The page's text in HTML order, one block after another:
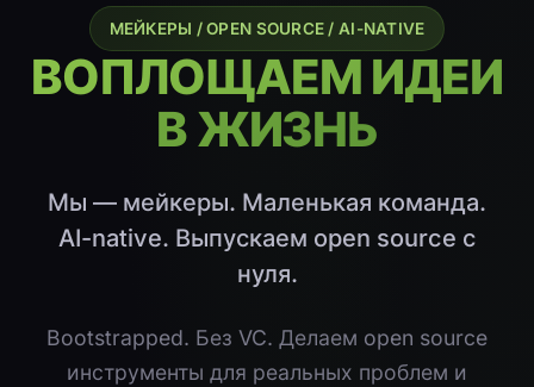
МЕЙКЕРЫ / OPEN SOURCE / AI-NATIVE
ВОПЛОЩАЕМ ИДЕИ
В ЖИЗНЬ
Мы — мейкеры. Маленькая команда.
AI-native. Выпускаем open source с
нуля.
Bootstrapped. Без VC. Делаем open source
инструменты для реальных проблем и